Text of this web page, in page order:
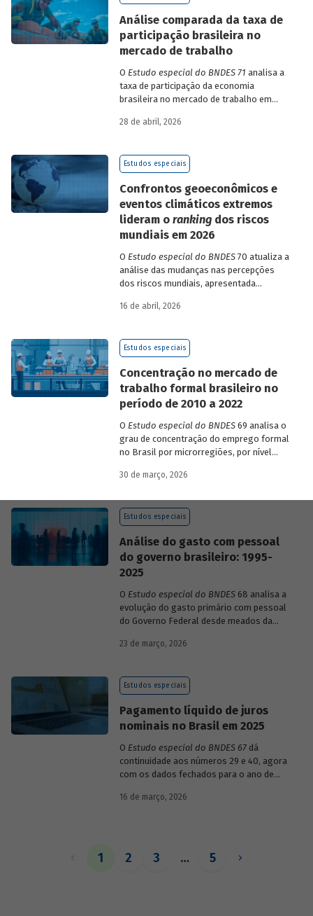
Análise comparada da taxa de
participação brasileira no
mercado de trabalho
O Estudo especial do BNDES 71 analisa a
taxa de participação da economia
brasileira no mercado de trabalho em
países de diferentes continentes e
28 de abril, 2026
Estudos especiais
Confrontos geoeconômicos e
eventos climáticos extremos
lideram o ranking dos riscos
mundiais em 2026
O Estudo especial do BNDES70 atualiza a
análise das mudanças nas percepções
dos riscos mundiais, apresentada
dos relatórios Global Risks Report (GRR)
mundiais para o ano em curso e para dois
16 de abril, 2026
Estudos especiais
Concentração no mercado de
trabalho formal brasileiro no
período de 2010 a 2022
O Estudo especial do BNDES69 analisa o
grau de concentração do emprego formal
no Brasil por microrregiões, por nível
setores, entre 2010 e 2022.
30 de março, 2026
Estudos especiais
Análise do gasto com pessoal
do governo brasileiro: 1995-
2025
O Estudo especial do BNDES68 analisa a
evolução do gasto primário com pessoal
do Governo Federal desde meados da
durante esse período e as mudanças
23 de março, 2026
Estudos especiais
Pagamento líquido de juros
nominais no Brasil em 2025
O Estudo especial do BNDES 67dá
continuidade aos números 29 e 40, agora
com os dados fechados para o ano de
16 de março, 2026
1 2 3 … 5